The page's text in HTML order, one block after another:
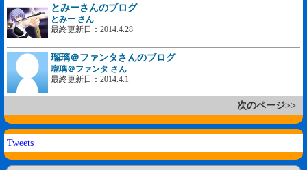
とみーさんのブログ
とみー さん
最終更新日：2014.4.28
瑠璃＠ファンタさんのブログ
瑠璃＠ファンタ さん
最終更新日：2014.4.1
次のページ>>
Tweets